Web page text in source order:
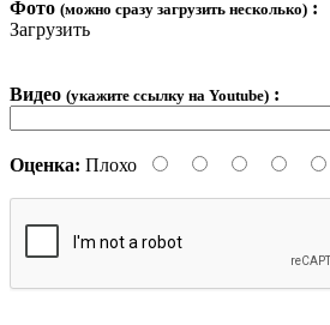
Фото (можно сразу загрузить несколько) :
Загрузить
Видео (укажите ссылку на Youtube) :
Оценка: Плохо